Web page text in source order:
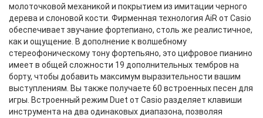
молоточковой механикой и покрытием из имитации черного
дерева и слоновой кости. Фирменная технология AiR от Casio
обеспечивает звучание фортепиано, столь же реалистичное,
как и ощущение. В дополнение к волшебному
стереофоническому тону фортепьяно, это цифровое пианино
имеет в общей сложности 19 дополнительных тембров на
борту, чтобы добавить максимум выразительности вашим
выступлениям. Вы также получаете 60 встроенных песен для
игры. Встроенный режим Duet от Casio разделяет клавиши
инструмента на два одинаковых диапазона, позволяя